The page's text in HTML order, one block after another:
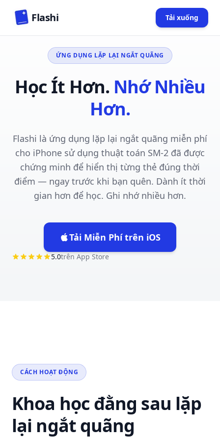
Flashi Tải xuống(opens in
ỨNG DỤNG LẶP LẠI NGẮT QUÃNG
Học Ít Hơn. Nhớ Nhiều
Hơn.
Flashi là ứng dụng lặp lại ngắt quãng miễn phí
cho iPhone sử dụng thuật toán SM-2 đã được
chứng minh để hiển thị từng thẻ đúng thời
điểm — ngay trước khi bạn quên. Dành ít thời
gian hơn để học. Ghi nhớ nhiều hơn.
Tải Miễn Phí trên iOS
(opens in new tab)
5.0trên App Store
CÁCH HOẠT ĐỘNG
Khoa học đằng sau lặp
lại ngắt quãng